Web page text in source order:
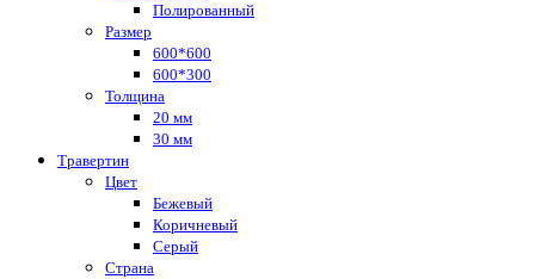
Полированный
Размер
600*600
600*300
Толщина
20 мм
30 мм
Травертин
Цвет
Бежевый
Коричневый
Серый
Страна